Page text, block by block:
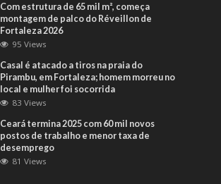
Com estrutura de 65 mil m², começa
montagem de palco do Réveillon de
Fortaleza 2026
95 Views
Casal é atacado a tiros na praia do
Pirambu, em Fortaleza; homem morreu no
local e mulher foi socorrida
83 Views
Ceará termina 2025 com 60 mil novos
postos de trabalho e menor taxa de
desemprego
81 Views